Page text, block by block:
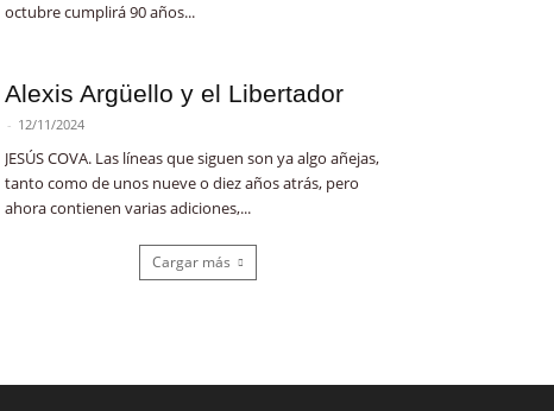
octubre cumplirá 90 años...
Alexis Argüello y el Libertador
- 12/11/2024
JESÚS COVA. Las líneas que siguen son ya algo añejas,
tanto como de unos nueve o diez años atrás, pero
ahora contienen varias adiciones,...
Cargar más